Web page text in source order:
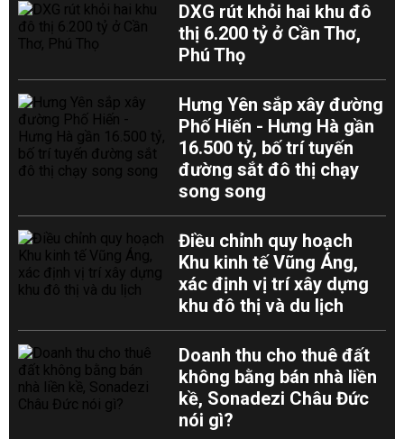
DXG rút khỏi hai khu đô
thị 6.200 tỷ ở Cần Thơ,
Phú Thọ
Hưng Yên sắp xây đường
Phố Hiến - Hưng Hà gần
16.500 tỷ, bố trí tuyến
đường sắt đô thị chạy
song song
Điều chỉnh quy hoạch
Khu kinh tế Vũng Áng,
xác định vị trí xây dựng
khu đô thị và du lịch
Doanh thu cho thuê đất
không bằng bán nhà liền
kề, Sonadezi Châu Đức
nói gì?